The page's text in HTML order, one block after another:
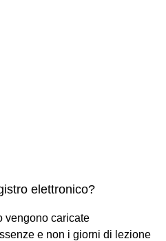
elettronico?
vengono caricate
e non i giorni di lezione